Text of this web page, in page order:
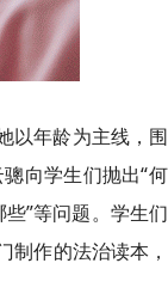
以年龄为主线，
向学生们抛出“
”等问题。学生
制作的法治读本